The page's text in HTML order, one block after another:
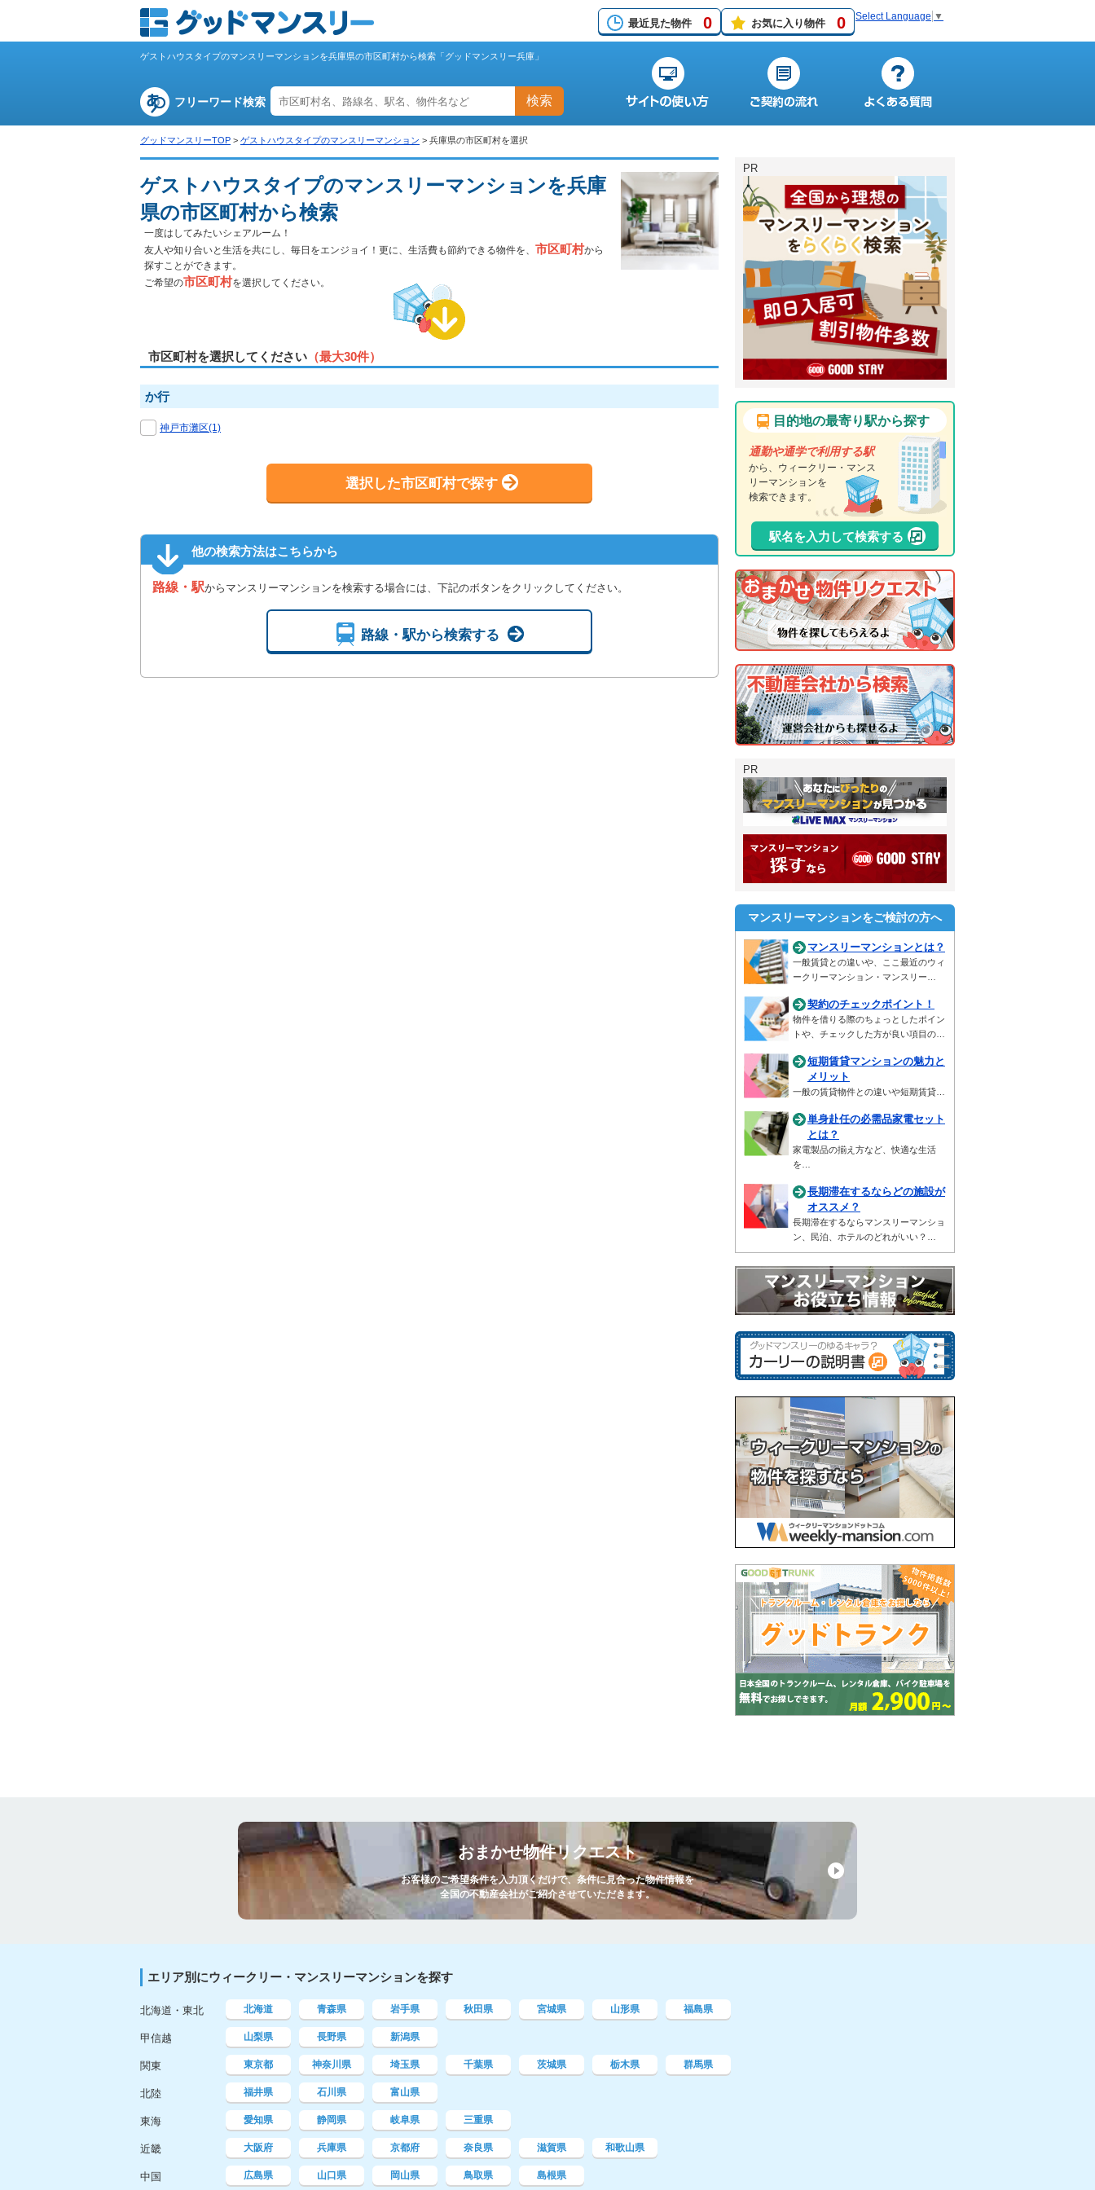
最近見た物件 0 お気に入り物件 0 Select Language ▼
ゲストハウスタイプのマンスリーマンションを兵庫県の市区町村から検索「グッドマンスリー兵庫」
フリーワード検索 検索
グッドマンスリーTOP > ゲストハウスタイプのマンスリーマンション > 兵庫県の市区町村を選択
ゲストハウスタイプのマンスリーマンションを兵庫
県の市区町村から検索
一度はしてみたいシェアルーム！
友人や知り合いと生活を共にし、毎日をエンジョイ！更に、生活費も節約できる物件を、 市区町村から
探すことができます。
ご希望の市区町村を選択してください。
市区町村を選択してください （最大30件）
か行
神戸市灘区(1)
選択した市区町村で探す
他の検索方法はこちらから
路線・駅からマンスリーマンションを検索する場合には、下記のボタンをクリックしてください。
路線・駅から検索する
PR
目的地の最寄り駅から探す
通勤や通学で利用する駅
から、ウィークリー・マンス
リーマンションを
検索できます。
駅名を入力して検索する
PR
マンスリーマンションをご検討の方へ
マンスリーマンションとは？
一般賃貸との違いや、ここ最近のウィ
ークリーマンション・マンスリー…
契約のチェックポイント！
物件を借りる際のちょっとしたポイン
トや、チェックした方が良い項目の…
短期賃貸マンションの魅力と
メリット
一般の賃貸物件との違いや短期賃貸…
単身赴任の必需品家電セット
とは？
家電製品の揃え方など、快適な生活
を…
長期滞在するならどの施設が
オススメ？
長期滞在するならマンスリーマンショ
ン、民泊、ホテルのどれがいい？…
おまかせ物件リクエスト
お客様のご希望条件を入力頂くだけで、条件に見合った物件情報を
全国の不動産会社がご紹介させていただきます。
エリア別にウィークリー・マンスリーマンションを探す
北海道・東北 北海道 青森県 岩手県 秋田県 宮城県 山形県 福島県
甲信越 山梨県 長野県 新潟県
関東 東京都 神奈川県 埼玉県 千葉県 茨城県 栃木県 群馬県
北陸 福井県 石川県 富山県
東海 愛知県 静岡県 岐阜県 三重県
近畿 大阪府 兵庫県 京都府 奈良県 滋賀県 和歌山県
中国 広島県 山口県 岡山県 鳥取県 島根県